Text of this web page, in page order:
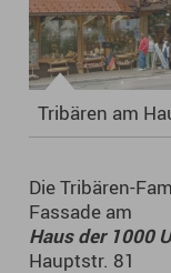
Tribären am
Die Tribären-
Fassade am
Haus der 1000
Hauptstr. 81